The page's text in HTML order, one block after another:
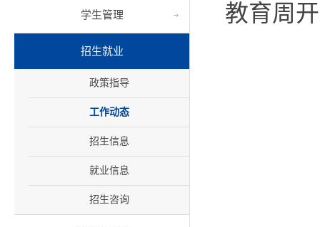
学生管理
招生就业
政策指导
工作动态
招生信息
就业信息
招生咨询
教育周